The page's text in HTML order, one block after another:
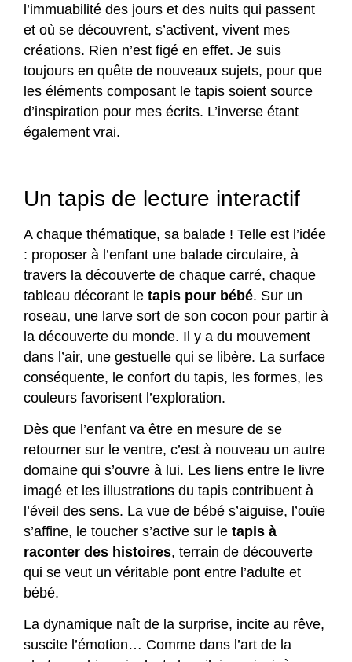
l’immuabilité des jours et des nuits qui passent
et où se découvrent, s’activent, vivent mes
créations. Rien n’est figé en effet. Je suis
toujours en quête de nouveaux sujets, pour que
les éléments composant le tapis soient source
d’inspiration pour mes écrits. L’inverse étant
également vrai.
Un tapis de lecture interactif
A chaque thématique, sa balade ! Telle est l’idée
: proposer à l’enfant une balade circulaire, à
travers la découverte de chaque carré, chaque
tableau décorant le tapis pour bébé. Sur un
roseau, une larve sort de son cocon pour partir à
la découverte du monde. Il y a du mouvement
dans l’air, une gestuelle qui se libère. La surface
conséquente, le confort du tapis, les formes, les
couleurs favorisent l’exploration.
Dès que l’enfant va être en mesure de se
retourner sur le ventre, c’est à nouveau un autre
domaine qui s’ouvre à lui. Les liens entre le livre
imagé et les illustrations du tapis contribuent à
l’éveil des sens. La vue de bébé s’aiguise, l’ouïe
s’affine, le toucher s’active sur le tapis à
raconter des histoires, terrain de découverte
qui se veut un véritable pont entre l’adulte et
bébé.
La dynamique naît de la surprise, incite au rêve,
suscite l’émotion… Comme dans l’art de la